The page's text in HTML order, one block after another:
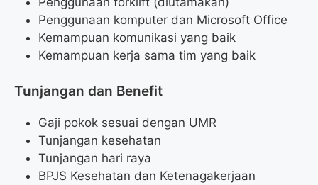
Penggunaan komputer dan Microsoft Office
Kemampuan komunikasi yang baik
Kemampuan kerja sama tim yang baik
Tunjangan dan Benefit
Gaji pokok sesuai dengan UMR
Tunjangan kesehatan
Tunjangan hari raya
BPJS Kesehatan dan Ketenagakerjaan